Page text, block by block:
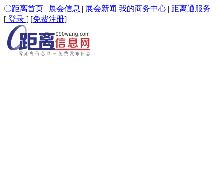
〇距离首页 | 展会信息 | 展会新闻 我的商务中心 | 距离通服务
[ 登录 ] [免费注册]